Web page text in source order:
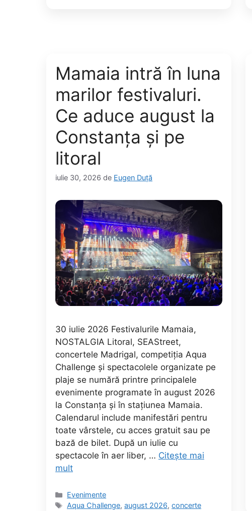
Mamaia intră în luna
marilor festivaluri.
Ce aduce august la
Constanța și pe
litoral
iulie 30, 2026 de Eugen Duță
30 iulie 2026 Festivalurile Mamaia,
NOSTALGIA Litoral, SEAStreet,
concertele Madrigal, competiția Aqua
Challenge și spectacolele organizate pe
plaje se numără printre principalele
evenimente programate în august 2026
la Constanța și în stațiunea Mamaia.
Calendarul include manifestări pentru
toate vârstele, cu acces gratuit sau pe
bază de bilet. După un iulie cu
spectacole în aer liber, … Citește mai
mult
Categorii
Evenimente
Etichete
Aqua Challenge,august 2026,concerte